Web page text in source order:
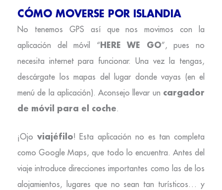
CÓMO MOVERSE POR ISLANDIA
No tenemos GPS así que nos movimos con la
aplicación del móvil “HERE WE GO”, pues no
necesita internet para funcionar. Una vez la tengas,
descárgate los mapas del lugar donde vayas (en el
menú de la aplicación). Aconsejo llevar un cargador
de móvil para el coche.
¡Ojo viajéfilo! Esta aplicación no es tan completa
como Google Maps, que todo lo encuentra. Antes del
viaje introduce direcciones importantes como las de los
alojamientos, lugares que no sean tan turísticos… y